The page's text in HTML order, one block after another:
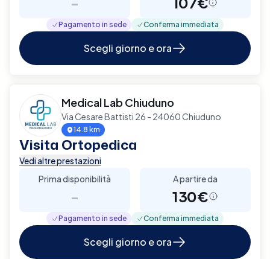
Pagamento in sede Conferma immediata
Scegli giorno e ora
Medical Lab Chiuduno
Via Cesare Battisti 26 - 24060 Chiuduno
14.8 km
Visita Ortopedica
Vedi altre prestazioni
Prima disponibilità
-
A partire da
130€
Pagamento in sede Conferma immediata
Scegli giorno e ora